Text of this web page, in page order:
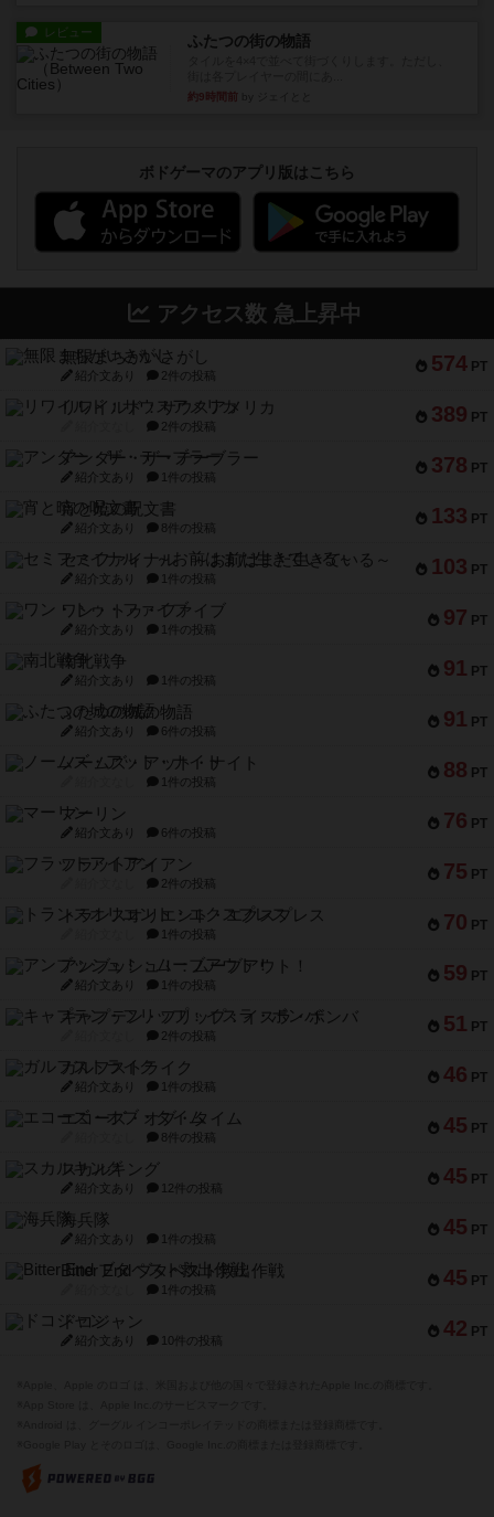
レビュー ふたつの街の物語
約9時間前
ボドゲーマのアプリ版はこちら
アクセス数 急上昇中
574 PT
無限まちがいさがし
紹介文あり 2件の投稿
389 PT
リワイルド：サウスアメリカ
2件の投稿
378 PT
アンダー・ザ・テーブラー
紹介文あり 1件の投稿
133 PT
宵と暁の呪文書
紹介文あり 8件の投稿
103 PT
セミファイナル ～お前はまだ生きている～
紹介文あり 1件の投稿
97 PT
ワン・トゥ・ファイブ
紹介文あり 1件の投稿
91 PT
南北戦争
紹介文あり 1件の投稿
91 PT
ふたつの城の物語
紹介文あり 6件の投稿
88 PT
ノームズ・アット・ナイト
1件の投稿
76 PT
マーリン
紹介文あり 6件の投稿
75 PT
フラットアイアン
2件の投稿
70 PT
トランスオリエント・エクスプレス
1件の投稿
59 PT
アンブッシュ！：ムーブアウト！
紹介文あり 1件の投稿
51 PT
キャプテン・フリップ：イスラ・ボンバ
2件の投稿
46 PT
ガルフストライク
紹介文あり 1件の投稿
45 PT
エコーズ・オブ・タイム
8件の投稿
45 PT
スカルキング
紹介文あり 12件の投稿
45 PT
海兵隊
紹介文あり 1件の投稿
45 PT
Bitter End ブタペスト救出作戦
1件の投稿
42 PT
ドコジャン
紹介文あり 10件の投稿